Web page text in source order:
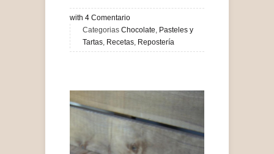
with 4 Comentario
Categorias Chocolate, Pasteles y
Tartas, Recetas, Repostería